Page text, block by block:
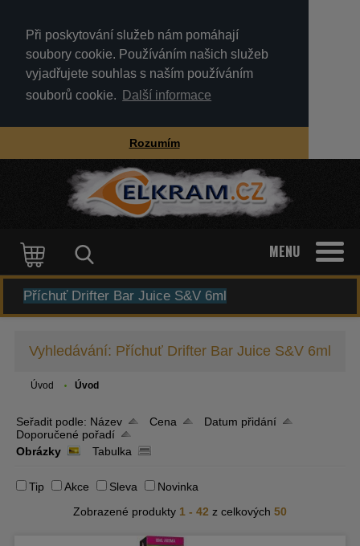
Při poskytování služeb nám pomáhají
soubory cookie. Používáním našich služeb
vyjadřujete souhlas s naším používáním
souborů cookie.
Další informace
Rozumím
MENU
Vyhledávání: Příchuť Drifter Bar Juice S&V 6ml
Úvod Úvod
Seřadit podle: Název Cena
Datum přidání
Doporučené pořadí
Obrázky
Tabulka
Tip Akce Sleva
Novinka
Zobrazené produkty 1 - 42 z celkových 50